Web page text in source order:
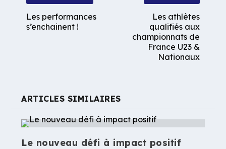
Les performances
s’enchainent !
Les athlètes
qualifiés aux
championnats de
France U23 &
Nationaux
ARTICLES SIMILAIRES
Le nouveau défi à impact positif